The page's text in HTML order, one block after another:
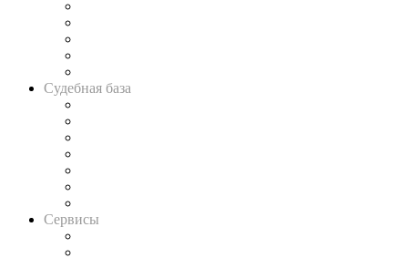
Судебная база
Сервисы